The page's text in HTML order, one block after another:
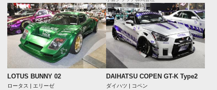
LOTUS BUNNY 02
ロータス | エリーゼ
DAIHATSU COPEN GT-K Type2
ダイハツ | コペン